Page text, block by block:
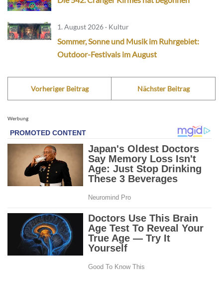
1. August 2026 · Kultur
Sommer, Sonne und Musik im Ruhrgebiet:
Outdoor-Festivals im August
Vorheriger Beitrag Nächster Beitrag
Werbung